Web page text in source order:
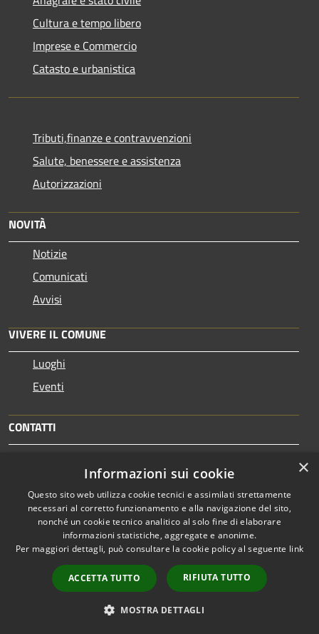
Cultura e tempo libero
Imprese e Commercio
Catasto e urbanistica
Tributi,finanze e contravvenzioni
Salute, benessere e assistenza
Autorizzazioni
NOVITÀ
Notizie
Comunicati
Avvisi
VIVERE IL COMUNE
Luoghi
Eventi
CONTATTI
Comune di Orvieto
Via Garibaldi, 8 - 05018 - TR
Codice Fiscale: 81001510551
Partita IVA: 00052040557
comune.orvieto@postacert.umbria.it
Centralino Unico: +39 0763 3061
×
Informazioni sui cookie
Questo sito web utilizza cookie tecnici e assimilati strettamente
necessari al corretto funzionamento e alla navigazione del sito,
nonché un cookie tecnico analitico al solo fine di elaborare
informazioni statistiche, aggregate e anonime.
Per maggiori dettagli, può consultare la cookie policy al seguente link
ACCETTA TUTTO RIFIUTA TUTTO
MOSTRA DETTAGLI